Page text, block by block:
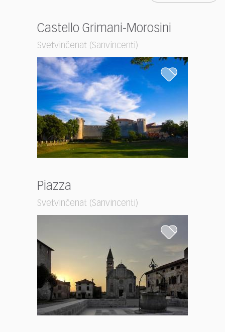
Castello Grimani-Morosini
Svetvinčenat (Sanvincenti)
Piazza
Svetvinčenat (Sanvincenti)